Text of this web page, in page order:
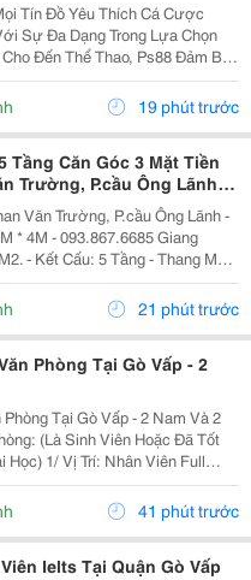
Tín Đồ Yêu Thích Cá Cược
Sự Đa Dạng Trong Lựa Chọn
Đến Thể Thao, Ps88 Đảm Bảo
Phút Thư Giãn Đầy Thú Vị Cho
Cam Kết Cung Cấp Dịch Vụ
19 phút trước
Tầng Căn Góc 3 Mặt Tiền
Trường, P.cầu Ông Lãnh-
Chào Giá Tốt
Văn Trường, P.cầu Ông Lãnh -
* 4M - 093.867.6685 Giang
Công Ra Rộng 4,5M - Các
Vp Cty. - Đang Sẵn...21 phút trước
Phòng Tại Gò Vấp - 2
Tại Gò Vấp - 2 Nam Và 2
Viên Full
Và Hưởng Các Ngày...41 phút trước
Ielts Tại Quận Gò Vấp